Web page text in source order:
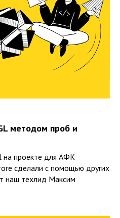
методом проб и
на проекте для АФК
сделали с помощью других
наш техлид Максим